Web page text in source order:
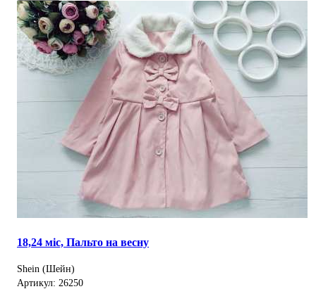
18,24 міс, Пальто на весну
Shein (Шейн)
Артикул: 26250